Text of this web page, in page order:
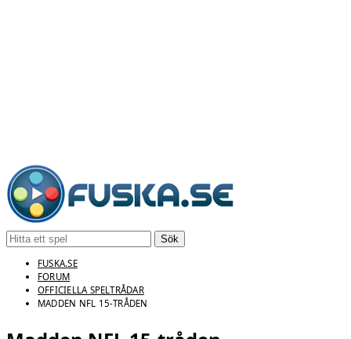
Sök
FUSKA.SE
FORUM
OFFICIELLA SPELTRÅDAR
MADDEN NFL 15-TRÅDEN